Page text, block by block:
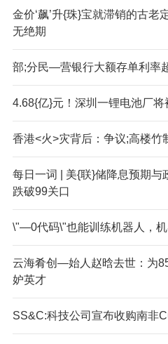
金价‘飙’升{珠}宝就滞销的古老
无绝期
部;分民—营银行大额存单利率
4.68{亿}元！深圳一锂电池厂
香港<火>灾背后：争议;高楼竹
每日一词 | 美{联}储降息预期与
跌破99关口
\"—0代码\"也能训练机器人，机
云海肴创—始人赵晗去世：为
妒英才
SS&C:科技公司宣布收购南非